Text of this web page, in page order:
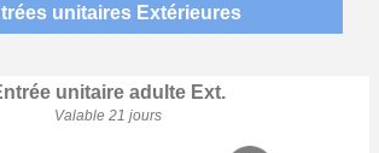
unitaires Extérieures
unitaire adulte Ext.
Valable 21 jours